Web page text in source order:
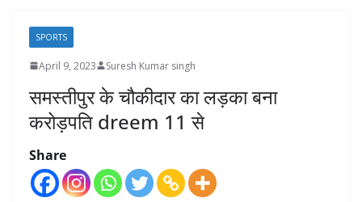
SPORTS
April 9, 2023 Suresh Kumar singh
समस्तीपुर के चौकीदार का लड़का बना
करोड़पति dreem 11 से
Share